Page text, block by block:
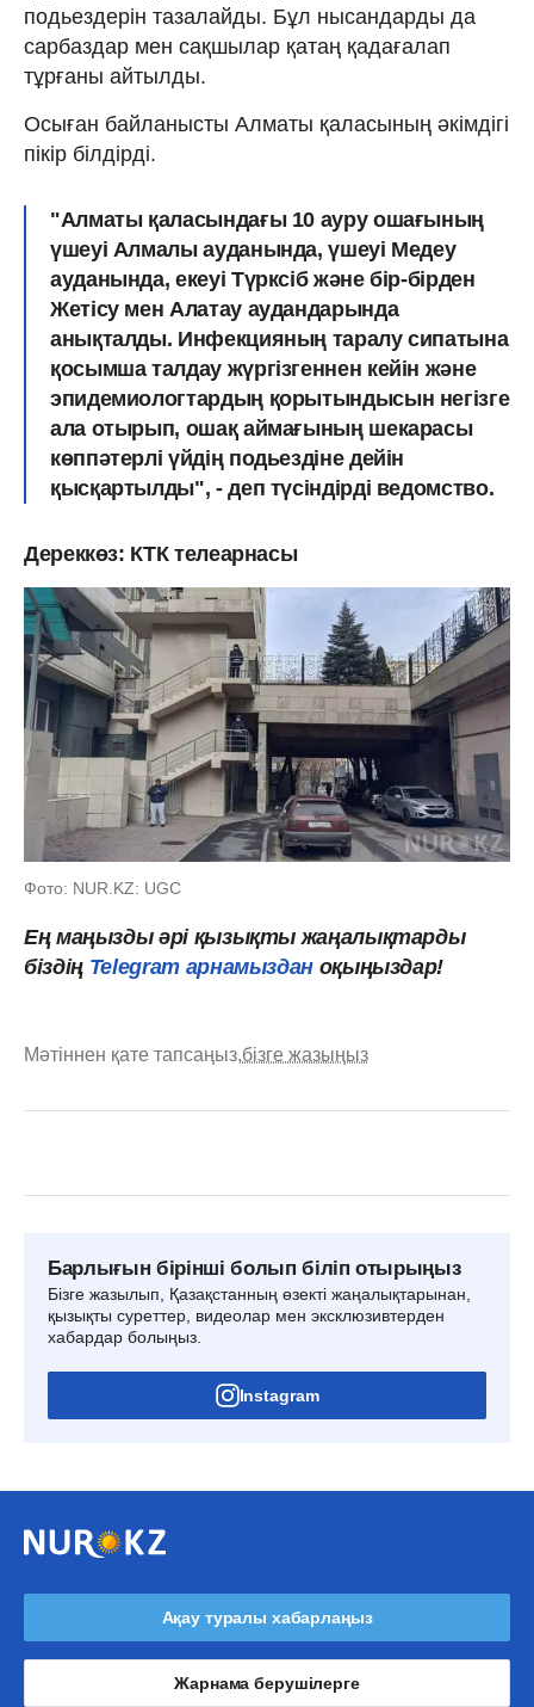
подьездерін тазалайды. Бұл нысандарды да
сарбаздар мен сақшылар қатаң қадағалап
тұрғаны айтылды.
Осыған байланысты Алматы қаласының әкімдігі
пікір білдірді.
"Алматы қаласындағы 10 ауру ошағының
үшеуі Алмалы ауданында, үшеуі Медеу
ауданында, екеуі Түрксіб және бір-бірден
Жетісу мен Алатау аудандарында
анықталды. Инфекцияның таралу сипатына
қосымша талдау жүргізгеннен кейін және
эпидемиологтардың қорытындысын негізге
ала отырып, ошақ аймағының шекарасы
көппәтерлі үйдің подьездіне дейін
қысқартылды", - деп түсіндірді ведомство.
Дереккөз: КТК телеарнасы
Фото: NUR.KZ: UGC
Ең маңызды әрі қызықты жаңалықтарды
біздің Telegram арнамыздан оқыңыздар!
Мәтіннен қате тапсаңыз,бізге жазыңыз
Барлығын бірінші болып біліп отырыңыз
Бізге жазылып, Қазақстанның өзекті жаңалықтарынан,
қызықты суреттер, видеолар мен эксклюзивтерден
хабардар болыңыз.
Instagram
Ақау туралы хабарлаңыз
Жарнама берушілерге